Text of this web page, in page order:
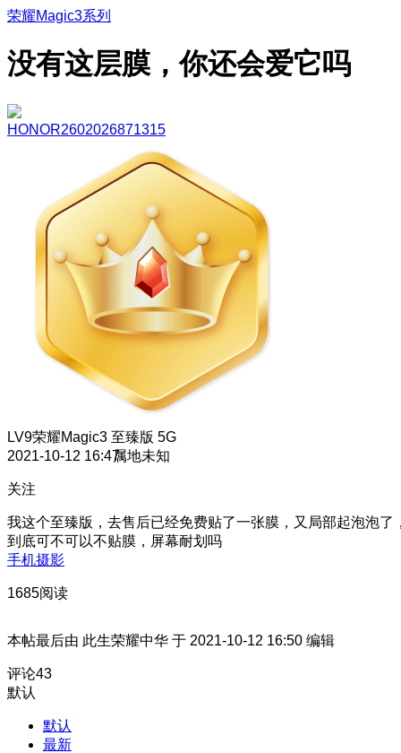
荣耀Magic3系列
没有这层膜，你还会爱它吗
HONOR2602026871315
LV9荣耀Magic3 至臻版 5G
2021-10-12 16:47属地未知
关注
我这个至臻版，去售后已经免费贴了一张膜，又局部起泡泡了
到底可不可以不贴膜，屏幕耐划吗
手机摄影
1685阅读
本帖最后由 此生荣耀中华 于 2021-10-12 16:50 编辑
评论43
默认
默认
最新